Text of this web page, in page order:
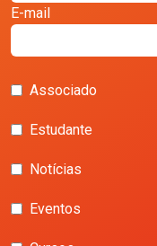
E-mail
Associado
Estudante
Notícias
Eventos